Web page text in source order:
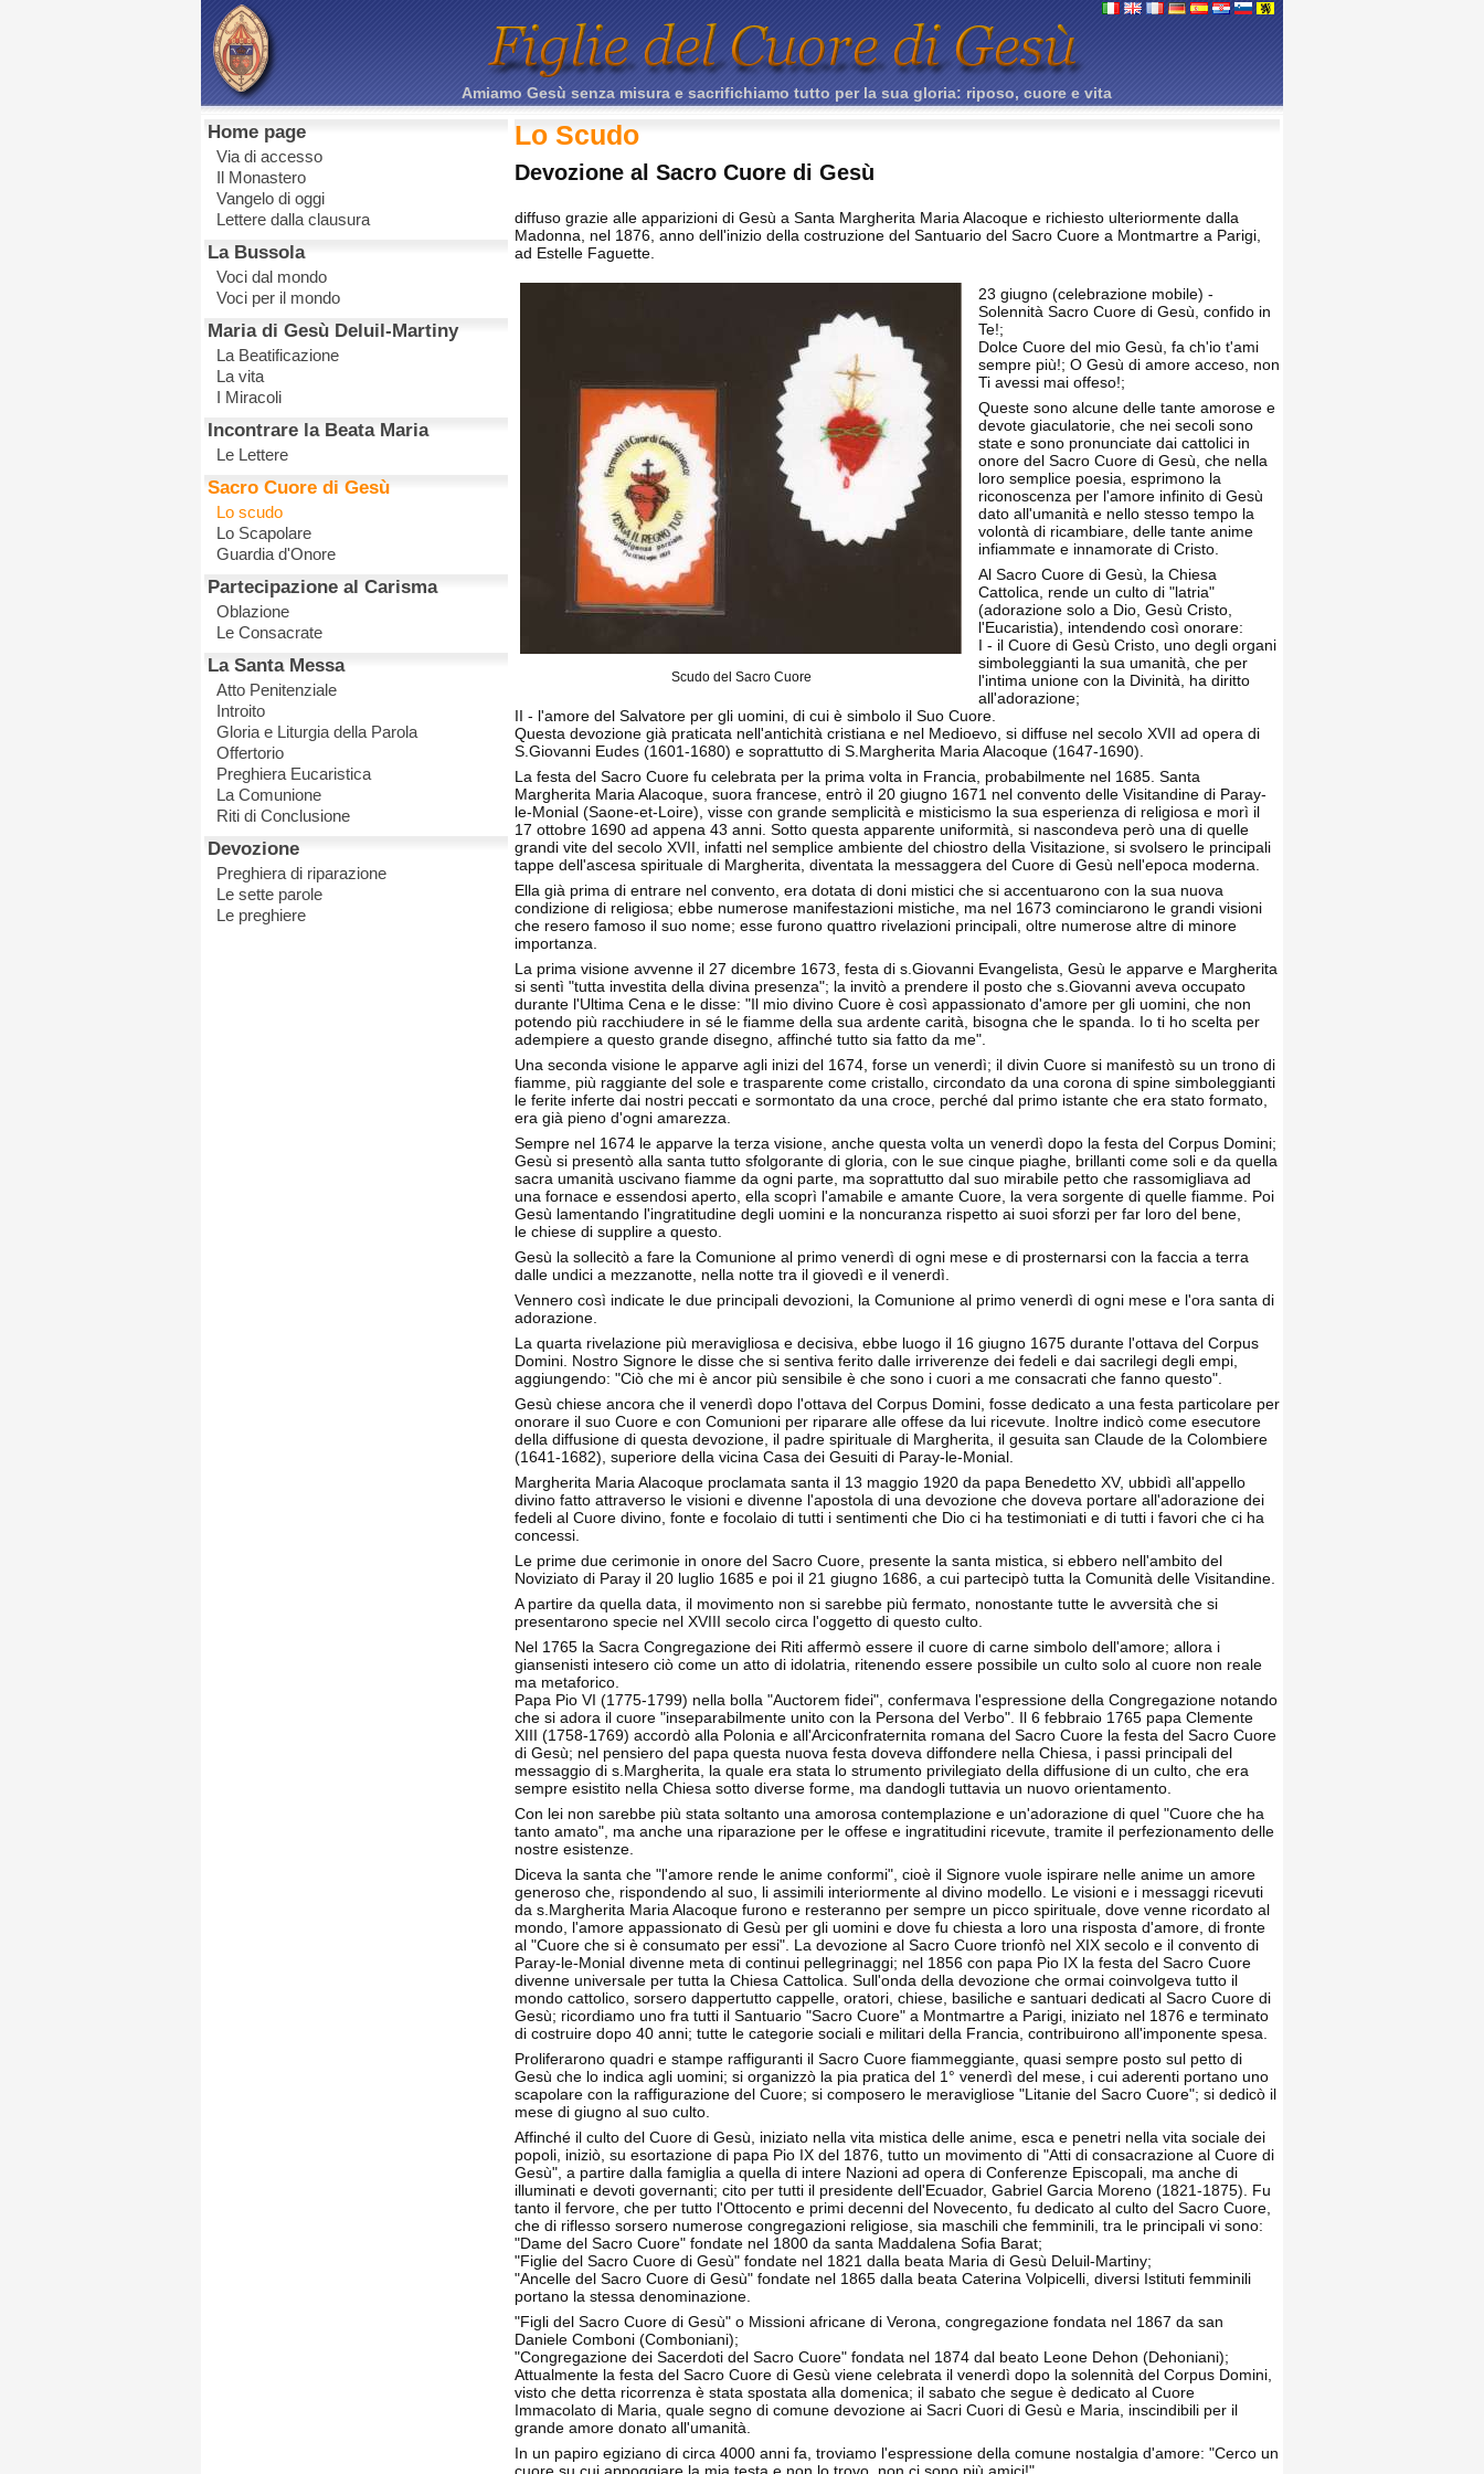
Amiamo Gesù senza misura e sacrifichiamo tutto per la sua gloria: riposo, cuore e vita
Home page
Via di accesso
Il Monastero
Vangelo di oggi
Lettere dalla clausura
La Bussola
Voci dal mondo
Voci per il mondo
Maria di Gesù Deluil-Martiny
La Beatificazione
La vita
I Miracoli
Incontrare la Beata Maria
Le Lettere
Sacro Cuore di Gesù
Lo scudo
Lo Scapolare
Guardia d'Onore
Partecipazione al Carisma
Oblazione
Le Consacrate
La Santa Messa
Atto Penitenziale
Introito
Gloria e Liturgia della Parola
Offertorio
Preghiera Eucaristica
La Comunione
Riti di Conclusione
Devozione
Preghiera di riparazione
Le sette parole
Le preghiere
Lo Scudo
Devozione al Sacro Cuore di Gesù
diffuso grazie alle apparizioni di Gesù a Santa Margherita Maria Alacoque e richiesto ulteriormente dalla
Madonna, nel 1876, anno dell'inizio della costruzione del Santuario del Sacro Cuore a Montmartre a Parigi,
ad Estelle Faguette.
Scudo del Sacro Cuore
23 giugno (celebrazione mobile) -
Solennità Sacro Cuore di Gesù, confido in
Te!;
Dolce Cuore del mio Gesù, fa ch'io t'ami
sempre più!; O Gesù di amore acceso, non
Ti avessi mai offeso!;
Queste sono alcune delle tante amorose e
devote giaculatorie, che nei secoli sono
state e sono pronunciate dai cattolici in
onore del Sacro Cuore di Gesù, che nella
loro semplice poesia, esprimono la
riconoscenza per l'amore infinito di Gesù
dato all'umanità e nello stesso tempo la
volontà di ricambiare, delle tante anime
infiammate e innamorate di Cristo.
Al Sacro Cuore di Gesù, la Chiesa
Cattolica, rende un culto di "latria"
(adorazione solo a Dio, Gesù Cristo,
l'Eucaristia), intendendo così onorare:
I - il Cuore di Gesù Cristo, uno degli organi
simboleggianti la sua umanità, che per
l'intima unione con la Divinità, ha diritto
all'adorazione;
II - l'amore del Salvatore per gli uomini, di cui è simbolo il Suo Cuore.
Questa devozione già praticata nell'antichità cristiana e nel Medioevo, si diffuse nel secolo XVII ad opera di
S.Giovanni Eudes (1601-1680) e soprattutto di S.Margherita Maria Alacoque (1647-1690).
La festa del Sacro Cuore fu celebrata per la prima volta in Francia, probabilmente nel 1685. Santa
Margherita Maria Alacoque, suora francese, entrò il 20 giugno 1671 nel convento delle Visitandine di Paray-
le-Monial (Saone-et-Loire), visse con grande semplicità e misticismo la sua esperienza di religiosa e morì il
17 ottobre 1690 ad appena 43 anni. Sotto questa apparente uniformità, si nascondeva però una di quelle
grandi vite del secolo XVII, infatti nel semplice ambiente del chiostro della Visitazione, si svolsero le principali
tappe dell'ascesa spirituale di Margherita, diventata la messaggera del Cuore di Gesù nell'epoca moderna.
Ella già prima di entrare nel convento, era dotata di doni mistici che si accentuarono con la sua nuova
condizione di religiosa; ebbe numerose manifestazioni mistiche, ma nel 1673 cominciarono le grandi visioni
che resero famoso il suo nome; esse furono quattro rivelazioni principali, oltre numerose altre di minore
importanza.
La prima visione avvenne il 27 dicembre 1673, festa di s.Giovanni Evangelista, Gesù le apparve e Margherita
si sentì "tutta investita della divina presenza"; la invitò a prendere il posto che s.Giovanni aveva occupato
durante l'Ultima Cena e le disse: "Il mio divino Cuore è così appassionato d'amore per gli uomini, che non
potendo più racchiudere in sé le fiamme della sua ardente carità, bisogna che le spanda. Io ti ho scelta per
adempiere a questo grande disegno, affinché tutto sia fatto da me".
Una seconda visione le apparve agli inizi del 1674, forse un venerdì; il divin Cuore si manifestò su un trono di
fiamme, più raggiante del sole e trasparente come cristallo, circondato da una corona di spine simboleggianti
le ferite inferte dai nostri peccati e sormontato da una croce, perché dal primo istante che era stato formato,
era già pieno d'ogni amarezza.
Sempre nel 1674 le apparve la terza visione, anche questa volta un venerdì dopo la festa del Corpus Domini;
Gesù si presentò alla santa tutto sfolgorante di gloria, con le sue cinque piaghe, brillanti come soli e da quella
sacra umanità uscivano fiamme da ogni parte, ma soprattutto dal suo mirabile petto che rassomigliava ad
una fornace e essendosi aperto, ella scoprì l'amabile e amante Cuore, la vera sorgente di quelle fiamme. Poi
Gesù lamentando l'ingratitudine degli uomini e la noncuranza rispetto ai suoi sforzi per far loro del bene,
le chiese di supplire a questo.
Gesù la sollecitò a fare la Comunione al primo venerdì di ogni mese e di prosternarsi con la faccia a terra
dalle undici a mezzanotte, nella notte tra il giovedì e il venerdì.
Vennero così indicate le due principali devozioni, la Comunione al primo venerdì di ogni mese e l'ora santa di
adorazione.
La quarta rivelazione più meravigliosa e decisiva, ebbe luogo il 16 giugno 1675 durante l'ottava del Corpus
Domini. Nostro Signore le disse che si sentiva ferito dalle irriverenze dei fedeli e dai sacrilegi degli empi,
aggiungendo: "Ciò che mi è ancor più sensibile è che sono i cuori a me consacrati che fanno questo".
Gesù chiese ancora che il venerdì dopo l'ottava del Corpus Domini, fosse dedicato a una festa particolare per
onorare il suo Cuore e con Comunioni per riparare alle offese da lui ricevute. Inoltre indicò come esecutore
della diffusione di questa devozione, il padre spirituale di Margherita, il gesuita san Claude de la Colombiere
(1641-1682), superiore della vicina Casa dei Gesuiti di Paray-le-Monial.
Margherita Maria Alacoque proclamata santa il 13 maggio 1920 da papa Benedetto XV, ubbidì all'appello
divino fatto attraverso le visioni e divenne l'apostola di una devozione che doveva portare all'adorazione dei
fedeli al Cuore divino, fonte e focolaio di tutti i sentimenti che Dio ci ha testimoniati e di tutti i favori che ci ha
concessi.
Le prime due cerimonie in onore del Sacro Cuore, presente la santa mistica, si ebbero nell'ambito del
Noviziato di Paray il 20 luglio 1685 e poi il 21 giugno 1686, a cui partecipò tutta la Comunità delle Visitandine.
A partire da quella data, il movimento non si sarebbe più fermato, nonostante tutte le avversità che si
presentarono specie nel XVIII secolo circa l'oggetto di questo culto.
Nel 1765 la Sacra Congregazione dei Riti affermò essere il cuore di carne simbolo dell'amore; allora i
giansenisti intesero ciò come un atto di idolatria, ritenendo essere possibile un culto solo al cuore non reale
ma metaforico.
Papa Pio VI (1775-1799) nella bolla "Auctorem fidei", confermava l'espressione della Congregazione notando
che si adora il cuore "inseparabilmente unito con la Persona del Verbo". Il 6 febbraio 1765 papa Clemente
XIII (1758-1769) accordò alla Polonia e all'Arciconfraternita romana del Sacro Cuore la festa del Sacro Cuore
di Gesù; nel pensiero del papa questa nuova festa doveva diffondere nella Chiesa, i passi principali del
messaggio di s.Margherita, la quale era stata lo strumento privilegiato della diffusione di un culto, che era
sempre esistito nella Chiesa sotto diverse forme, ma dandogli tuttavia un nuovo orientamento.
Con lei non sarebbe più stata soltanto una amorosa contemplazione e un'adorazione di quel "Cuore che ha
tanto amato", ma anche una riparazione per le offese e ingratitudini ricevute, tramite il perfezionamento delle
nostre esistenze.
Diceva la santa che "l'amore rende le anime conformi", cioè il Signore vuole ispirare nelle anime un amore
generoso che, rispondendo al suo, li assimili interiormente al divino modello. Le visioni e i messaggi ricevuti
da s.Margherita Maria Alacoque furono e resteranno per sempre un picco spirituale, dove venne ricordato al
mondo, l'amore appassionato di Gesù per gli uomini e dove fu chiesta a loro una risposta d'amore, di fronte
al "Cuore che si è consumato per essi". La devozione al Sacro Cuore trionfò nel XIX secolo e il convento di
Paray-le-Monial divenne meta di continui pellegrinaggi; nel 1856 con papa Pio IX la festa del Sacro Cuore
divenne universale per tutta la Chiesa Cattolica. Sull'onda della devozione che ormai coinvolgeva tutto il
mondo cattolico, sorsero dappertutto cappelle, oratori, chiese, basiliche e santuari dedicati al Sacro Cuore di
Gesù; ricordiamo uno fra tutti il Santuario "Sacro Cuore" a Montmartre a Parigi, iniziato nel 1876 e terminato
di costruire dopo 40 anni; tutte le categorie sociali e militari della Francia, contribuirono all'imponente spesa.
Proliferarono quadri e stampe raffiguranti il Sacro Cuore fiammeggiante, quasi sempre posto sul petto di
Gesù che lo indica agli uomini; si organizzò la pia pratica del 1° venerdì del mese, i cui aderenti portano uno
scapolare con la raffigurazione del Cuore; si composero le meravigliose "Litanie del Sacro Cuore"; si dedicò il
mese di giugno al suo culto.
Affinché il culto del Cuore di Gesù, iniziato nella vita mistica delle anime, esca e penetri nella vita sociale dei
popoli, iniziò, su esortazione di papa Pio IX del 1876, tutto un movimento di "Atti di consacrazione al Cuore di
Gesù", a partire dalla famiglia a quella di intere Nazioni ad opera di Conferenze Episcopali, ma anche di
illuminati e devoti governanti; cito per tutti il presidente dell'Ecuador, Gabriel Garcia Moreno (1821-1875). Fu
tanto il fervore, che per tutto l'Ottocento e primi decenni del Novecento, fu dedicato al culto del Sacro Cuore,
che di riflesso sorsero numerose congregazioni religiose, sia maschili che femminili, tra le principali vi sono:
"Dame del Sacro Cuore" fondate nel 1800 da santa Maddalena Sofia Barat;
"Figlie del Sacro Cuore di Gesù" fondate nel 1821 dalla beata Maria di Gesù Deluil-Martiny;
"Ancelle del Sacro Cuore di Gesù" fondate nel 1865 dalla beata Caterina Volpicelli, diversi Istituti femminili
portano la stessa denominazione.
"Figli del Sacro Cuore di Gesù" o Missioni africane di Verona, congregazione fondata nel 1867 da san
Daniele Comboni (Comboniani);
"Congregazione dei Sacerdoti del Sacro Cuore" fondata nel 1874 dal beato Leone Dehon (Dehoniani);
Attualmente la festa del Sacro Cuore di Gesù viene celebrata il venerdì dopo la solennità del Corpus Domini,
visto che detta ricorrenza è stata spostata alla domenica; il sabato che segue è dedicato al Cuore
Immacolato di Maria, quale segno di comune devozione ai Sacri Cuori di Gesù e Maria, inscindibili per il
grande amore donato all'umanità.
In un papiro egiziano di circa 4000 anni fa, troviamo l'espressione della comune nostalgia d'amore: "Cerco un